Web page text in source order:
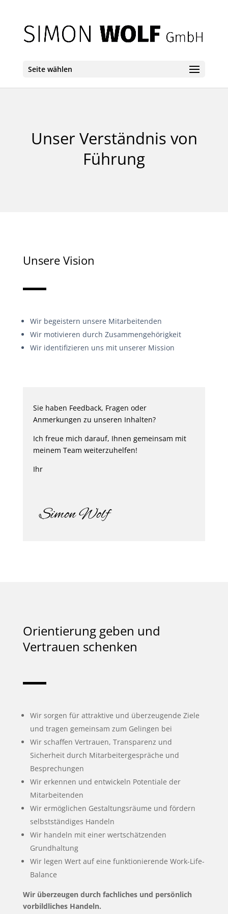
Seite wählen
Unser Verständnis von
Führung
Unsere Vision
Wir begeistern unsere Mitarbeitenden
Wir motivieren durch Zusammengehörigkeit
Wir identifizieren uns mit unserer Mission
Sie haben Feedback, Fragen oder
Anmerkungen zu unseren Inhalten?
Ich freue mich darauf, Ihnen gemeinsam mit
meinem Team weiterzuhelfen!
Ihr
Simon Wolf
Orientierung geben und
Vertrauen schenken
Wir sorgen für attraktive und überzeugende Ziele
und tragen gemeinsam zum Gelingen bei
Wir schaffen Vertrauen, Transparenz und
Sicherheit durch Mitarbeitergespräche und
Besprechungen
Wir erkennen und entwickeln Potentiale der
Mitarbeitenden
Wir ermöglichen Gestaltungsräume und fördern
selbstständiges Handeln
Wir handeln mit einer wertschätzenden
Grundhaltung
Wir legen Wert auf eine funktionierende Work-Life-
Balance
Wir überzeugen durch fachliches und persönlich
vorbildliches Handeln.